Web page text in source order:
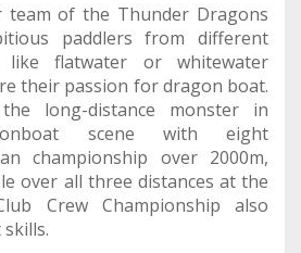
team of the Thunder Dragons
paddlers from different
like flatwater or whitewater
their passion for dragon boat.
long-distance monster in
scene with eight
championship over 2000m,
over all three distances at the
Crew Championship also